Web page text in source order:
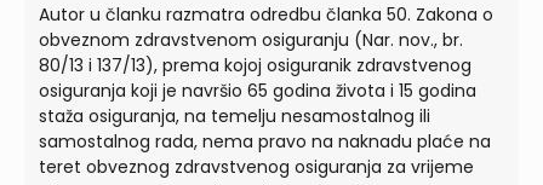
Autor u članku razmatra odredbu članka 50. Zakona o
obveznom zdravstvenom osiguranju (Nar. nov., br.
80/13 i 137/13), prema kojoj osiguranik zdravstvenog
osiguranja koji je navršio 65 godina života i 15 godina
staža osiguranja, na temelju nesamostalnog ili
samostalnog rada, nema pravo na naknadu plaće na
teret obveznog zdravstvenog osiguranja za vrijeme